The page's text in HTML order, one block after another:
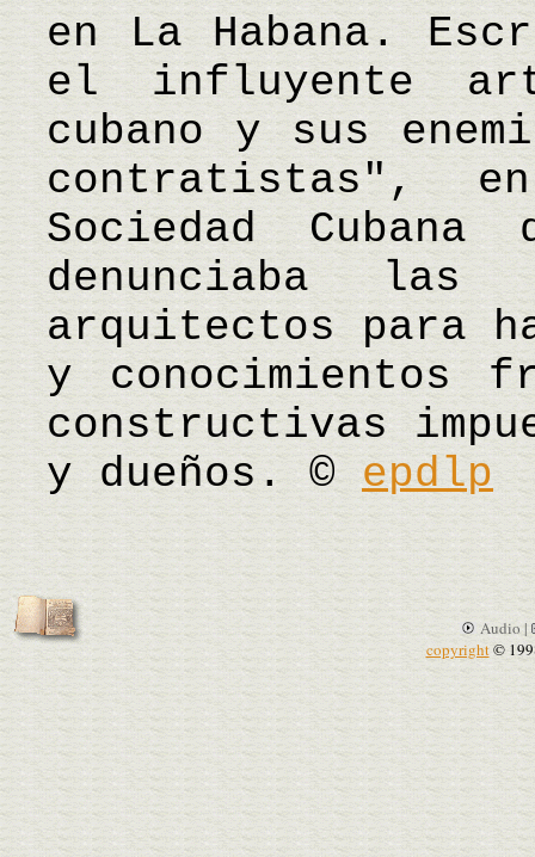
en La Habana.
el influyente
cubano y sus
contratistas",
Sociedad
denunciaba
arquitectos para
y conocimientos
constructivas
y dueños. © epdlp
Audio |
copyright©